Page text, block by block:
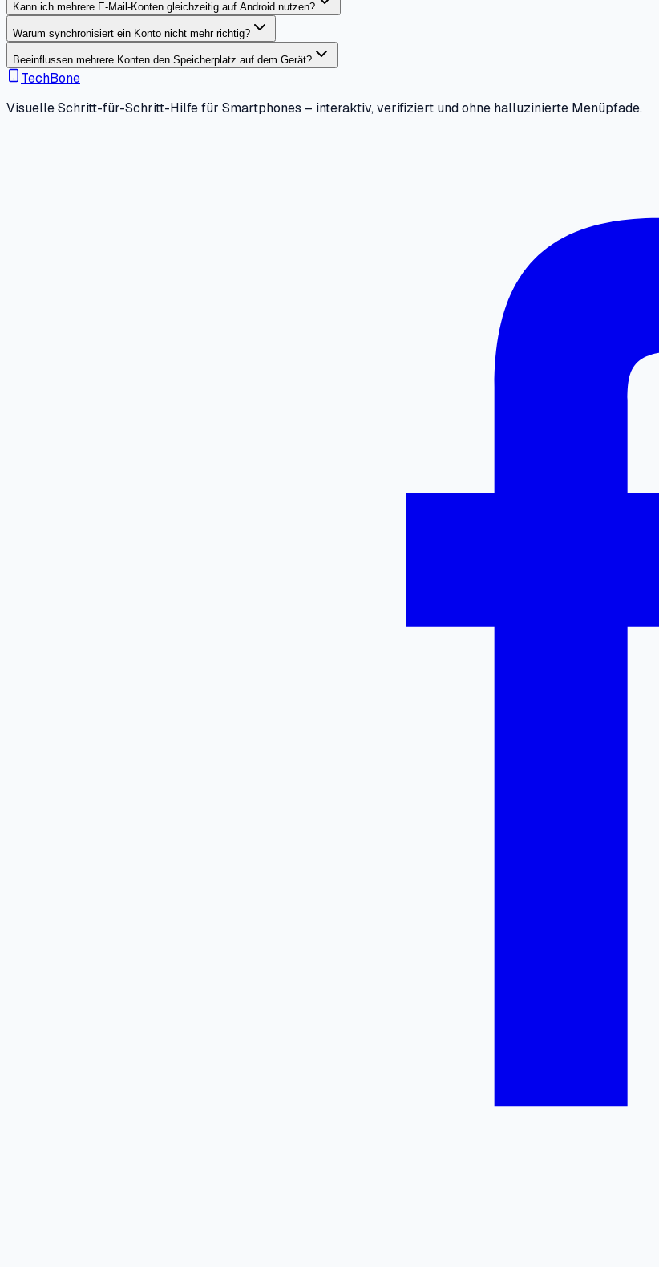
Kann ich mehrere E-Mail-Konten gleichzeitig auf Android nutzen?
Warum synchronisiert ein Konto nicht mehr richtig?
Beeinflussen mehrere Konten den Speicherplatz auf dem Gerät?
TechBone
Visuelle Schritt-für-Schritt-Hilfe für Smartphones – interaktiv, verifiziert und ohne halluzinierte Menüpfade.